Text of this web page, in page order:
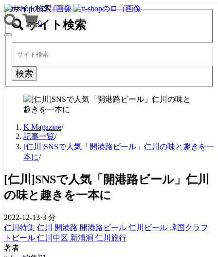
0
TOGGLE
NAVIGATION
サイト検索
サイト検索
検索
K Magazine/
記事一覧/
[仁川]SNSで人気「開港路ビール」仁川の味と趣きを一
本に/
[仁川]SNSで人気「開港路ビール」仁川
の味と趣きを一本に
2022-12-13·3 分
仁川特集 仁川 開港路 開港路ビール 仁川ビール 韓国クラフ
トビール 仁川中区 新浦洞 仁川旅行
著者